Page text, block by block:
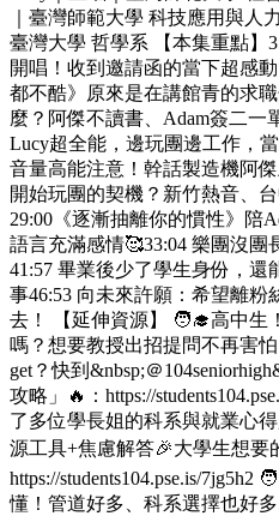
｜臺灣師範大學 科技應用與人
臺灣大學 哲學系 【本集重點
開唱！收到邀請函的當下超感
都不酷》原來是在講館青的求
麼？阿傑不讀書、Adam簽二一
Lucy超全能，邊玩團邊工作，
音量高能注意！幹話製造機阿
開始玩團的契機？新竹熱音、
29:00《逐漸抽離你的慣性》陪
語言充滿感情🥰33:04 樂團沒
41:57 畢業後少了學生身份，
事46:53 向未來許願：希望離
去！ 【延伸資源】 🧑‍🎓高中生
嗎？想要教授出招提問不再害
get？快到&nbsp;＠
攻略」🔥：https://
了多位學長姐的科系與就業心
源工具+焦慮解答🎉大學生想要
https://students104.pse.is/
懂！管道好多、科系選擇也好